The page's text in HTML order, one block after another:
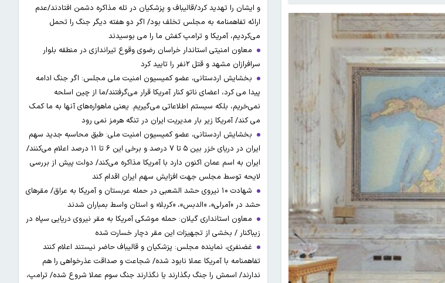
و ایشان را تهدید کرد/قالیباف و پزشکیان در تله مذاکره دشمن افتادند/عدم
ارائه تفاهمنامه به مجلس تخلف بود/ اگر دو هفته دیگر جنگ را تحمل
می‌کردیم، آمریکا و ترامپ کفش ما را می بوسیدند
معاون امنیتی استاندار خراسان رضوی وقوع تیراندازی در منطقه بلوار
سرافرازان مشهد و قتل ۲نفر را تایید کرد
بخشایش اردستانی، عضو کمیسیون امنیت ملی مجلس: اگر جنگ ادامه
پیدا می کرد، اعضای ناتو کنار آمریکا قرار می‌گرفتند/ما از چین اسلحه
نمی‌خریم، بلکه سیستم اطلاعاتی می‌گیریم. یعنی ماهواره‌های آنها به ما کمک
می کند/ آمریکا زیر بار مدیریت ایران در تنگه هرمز نمی رود
بخشایش اردستانی، عضو کمیسیون امنیت ملی: طبق محاسبه جدید سهم
ایران در دریای خزر بین ۵ تا ۷ درصد و برخی این ۶ تا ۱۱ درصد اعلام می‌کنند/
ایران به اسم عمان اکنون دارد با آمریکا مذاکره می‌کند/ دولت پیش از بررسی
لایحه توسط مجلس جهت افزایش سهم ایران اقدام کند
شهادت ۱۰ نیروی حشد الشعبی در حمله عربستان و آمریکا به عراق/ مقرهای
حشد در »آمرلی»، «الدبس»، «کربلا« و استان واسط بمباران شدند
معاون استانداری گیلان: حمله موشکی آمریکا به مقر نیروی دریایی سپاه در
زیباکنار / بخشی از تجهیزات این مقر دچار خسارت شده
غضنفری، نماینده مجلس: پزشکیان و قالیباف حاضر نیستند اعلام کنند
تفاهمنامه با آمریکا عملا نابود شده/ شجاعت و صداقت عذرخواهی را هم
ندارند/ اسمش را جنگ بگذارند یا نگذارند جنگ سوم عملا شروع شده/ ترامپ،